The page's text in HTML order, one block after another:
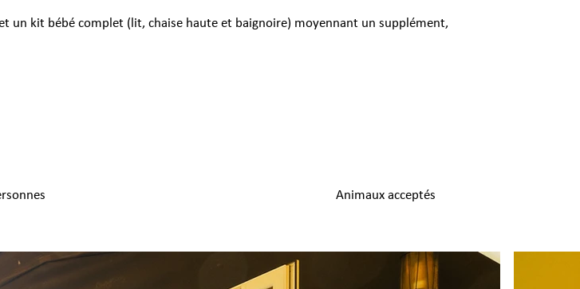
un kit bébé complet (lit, chaise haute et baignoire) moyennant un supplément,
Animaux acceptés